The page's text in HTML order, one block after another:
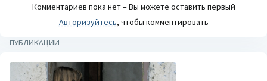
Комментариев пока нет – Вы можете оставить первый
Авторизуйтесь, чтобы комментировать
ПУБЛИКАЦИИ